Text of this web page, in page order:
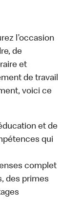
l’occasion
de
et
de travail
voici ce
et de
qui
complet
des primes